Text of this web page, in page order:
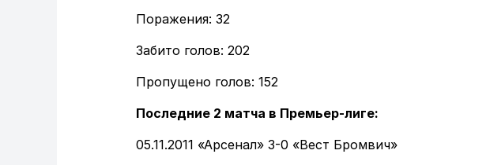
Поражения: 32
Забито голов: 202
Пропущено голов: 152
Последние 2 матча в Премьер-лиге:
05.11.2011 «Арсенал» 3-0 «Вест Бромвич»